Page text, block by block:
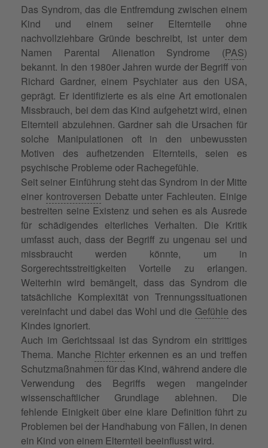
Das Syndrom, das die Entfremdung zwischen einem
Kind und einem seiner Elternteile ohne
nachvollziehbare Gründe beschreibt, ist unter dem
Namen Parental Alienation Syndrome (PAS)
bekannt. In den 1980er Jahren wurde der Begriff von
Richard Gardner, einem Psychiater aus den USA,
geprägt. Er identifizierte es als eine Art emotionalen
Missbrauch, bei dem das Kind aufgehetzt wird, einen
Elternteil abzulehnen. Gardner sah die Ursachen für
solche Manipulationen oft in den unbewussten
Motiven des aufhetzenden Elternteils, seien es
psychische Probleme oder Rachegefühle.
Seit seiner Einführung steht das Syndrom in der Mitte
einer kontroversen Debatte unter Fachleuten. Einige
bestreiten seine Existenz und sehen es als Ausrede
für schädigendes elterliches Verhalten. Die Kritik
umfasst auch, dass der Begriff zu ungenau sei und
missbraucht werden könnte, um in
Sorgerechtsstreitigkeiten Vorteile zu erlangen.
Weiterhin wird bemängelt, dass das Syndrom die
tatsächliche Komplexität von Trennungssituationen
vereinfacht und dabei das Wohl und die Gefühle des
Kindes ignoriert.
Auch im Gerichtssaal ist das Syndrom ein strittiges
Thema. Manche Richter erkennen es an und treffen
Schutzmaßnahmen für das Kind, während andere die
Verwendung des Begriffs wegen mangelnder
wissenschaftlicher Grundlage ablehnen. Die
fehlende Einigkeit über eine klare Definition führt zu
Problemen bei der Handhabung von Fällen, in denen
ein Kind von einem Elternteil beeinflusst wird.